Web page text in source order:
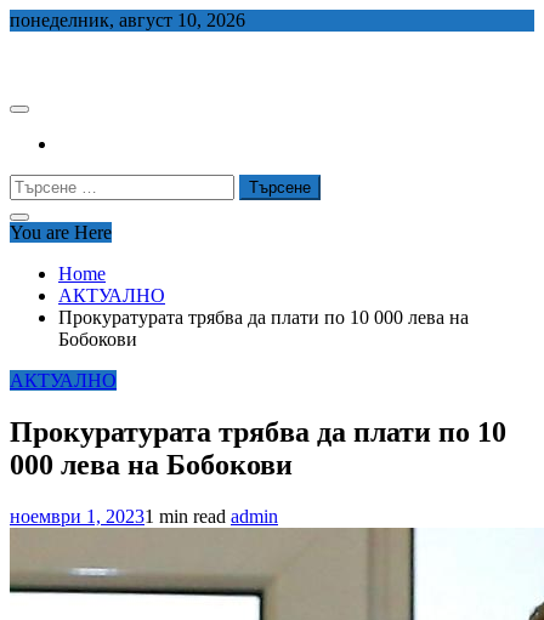
Skip
понеделник, август 10, 2026
Търсене
за:
You are Here
Home
АКТУАЛНО
Прокуратурата трябва да плати по 10 000 лева на
Бобокови
АКТУАЛНО
Прокуратурата трябва да плати по 10
000 лева на Бобокови
ноември 1, 20231 min read admin